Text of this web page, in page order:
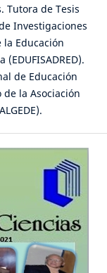
Tutora de Tesis
Investigaciones
Educación
de Educación
de la Asociación